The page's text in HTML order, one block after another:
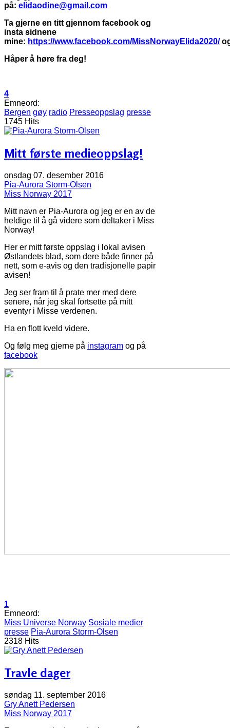
på: elidaodine@gmail.com
Ta gjerne en titt gjennom facebook og
insta sidnene
mine: https://www.facebook.com/MissNorwayElida2020/
Håper å høre fra deg!
4
Emneord:
Bergen gøy radio Presseoppslag presse
1745 Hits
Mitt første medieoppslag!
onsdag 07. desember 2016
Pia-Aurora Storm-Olsen
Miss Norway 2017
Mitt navn er Pia-Aurora og jeg er en av de
heldige til å gå videre som deltaker i Miss
Norway!
Her er mitt første oppslag i lokal avisen
Østlandets blad, som dere både finner på
nett, som e-avis og den tradisjonelle papir
avisen!
Jeg ser fram til å prate mer med dere
senere, når jeg skal fortsette på mitt
eventyr i Misse verdenen.
Ha en flott kveld videre.
Og følg meg gjerne på instagram og på
facebook
1
Emneord:
Miss Universe Norway Sosiale medier
presse Pia-Aurora Storm-Olsen
2318 Hits
Travle dager
søndag 11. september 2016
Gry Anett Pedersen
Miss Norway 2017